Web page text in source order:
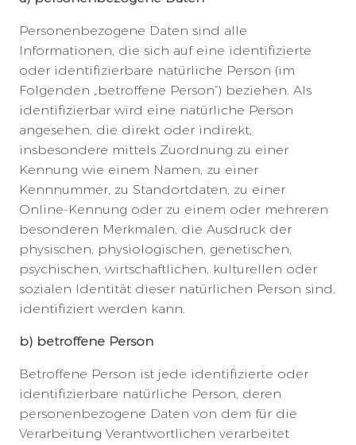
Personenbezogene Daten sind alle
Informationen, die sich auf eine identifizierte
oder identifizierbare natürliche Person (im
Folgenden „betroffene Person“) beziehen. Als
identifizierbar wird eine natürliche Person
angesehen, die direkt oder indirekt,
insbesondere mittels Zuordnung zu einer
Kennung wie einem Namen, zu einer
Kennnummer, zu Standortdaten, zu einer
Online-Kennung oder zu einem oder mehreren
besonderen Merkmalen, die Ausdruck der
physischen, physiologischen, genetischen,
psychischen, wirtschaftlichen, kulturellen oder
sozialen Identität dieser natürlichen Person sind,
identifiziert werden kann.
b) betroffene Person
Betroffene Person ist jede identifizierte oder
identifizierbare natürliche Person, deren
personenbezogene Daten von dem für die
Verarbeitung Verantwortlichen verarbeitet